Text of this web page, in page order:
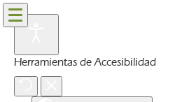
Herramientas de Accesibilidad